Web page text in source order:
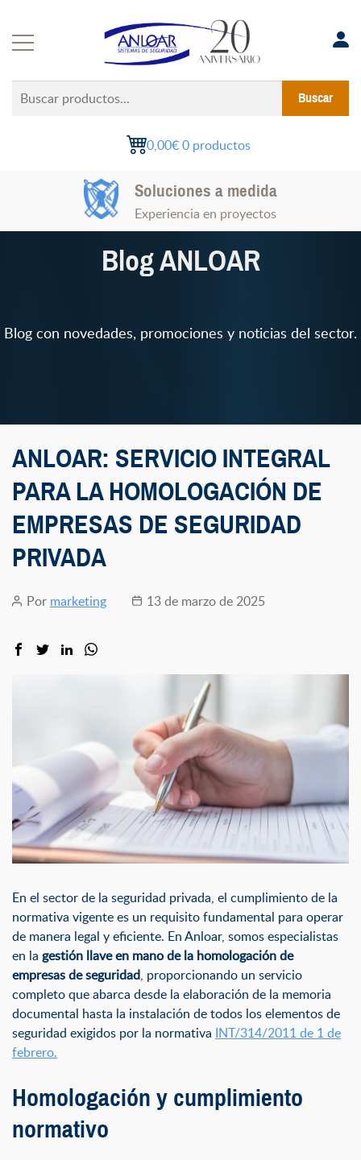
contenido
Buscar
productos...
Buscar
0,00€0 productos
Instalaciones Certificadas
Todo el territorio nacional
Soluciones a medida
Experiencia en proyectos
Blog ANLOAR
Blog con novedades, promociones y noticias del sector.
ANLOAR: SERVICIO INTEGRAL
PARA LA HOMOLOGACIÓN DE
EMPRESAS DE SEGURIDAD
PRIVADA
Autor
la
entrada
Por marketing
Fecha13 de marzo de 2025
En el sector de la seguridad privada, el cumplimiento de la
normativa vigente es un requisito fundamental para operar
de manera legal y eficiente. En Anloar, somos especialistas
en la gestión llave en mano de la homologación de
empresas de seguridad, proporcionando un servicio
completo que abarca desde la elaboración de la memoria
documental hasta la instalación de todos los elementos de
seguridad exigidos por la normativa INT/314/2011 de 1 de
febrero.
Homologación y cumplimiento
normativo